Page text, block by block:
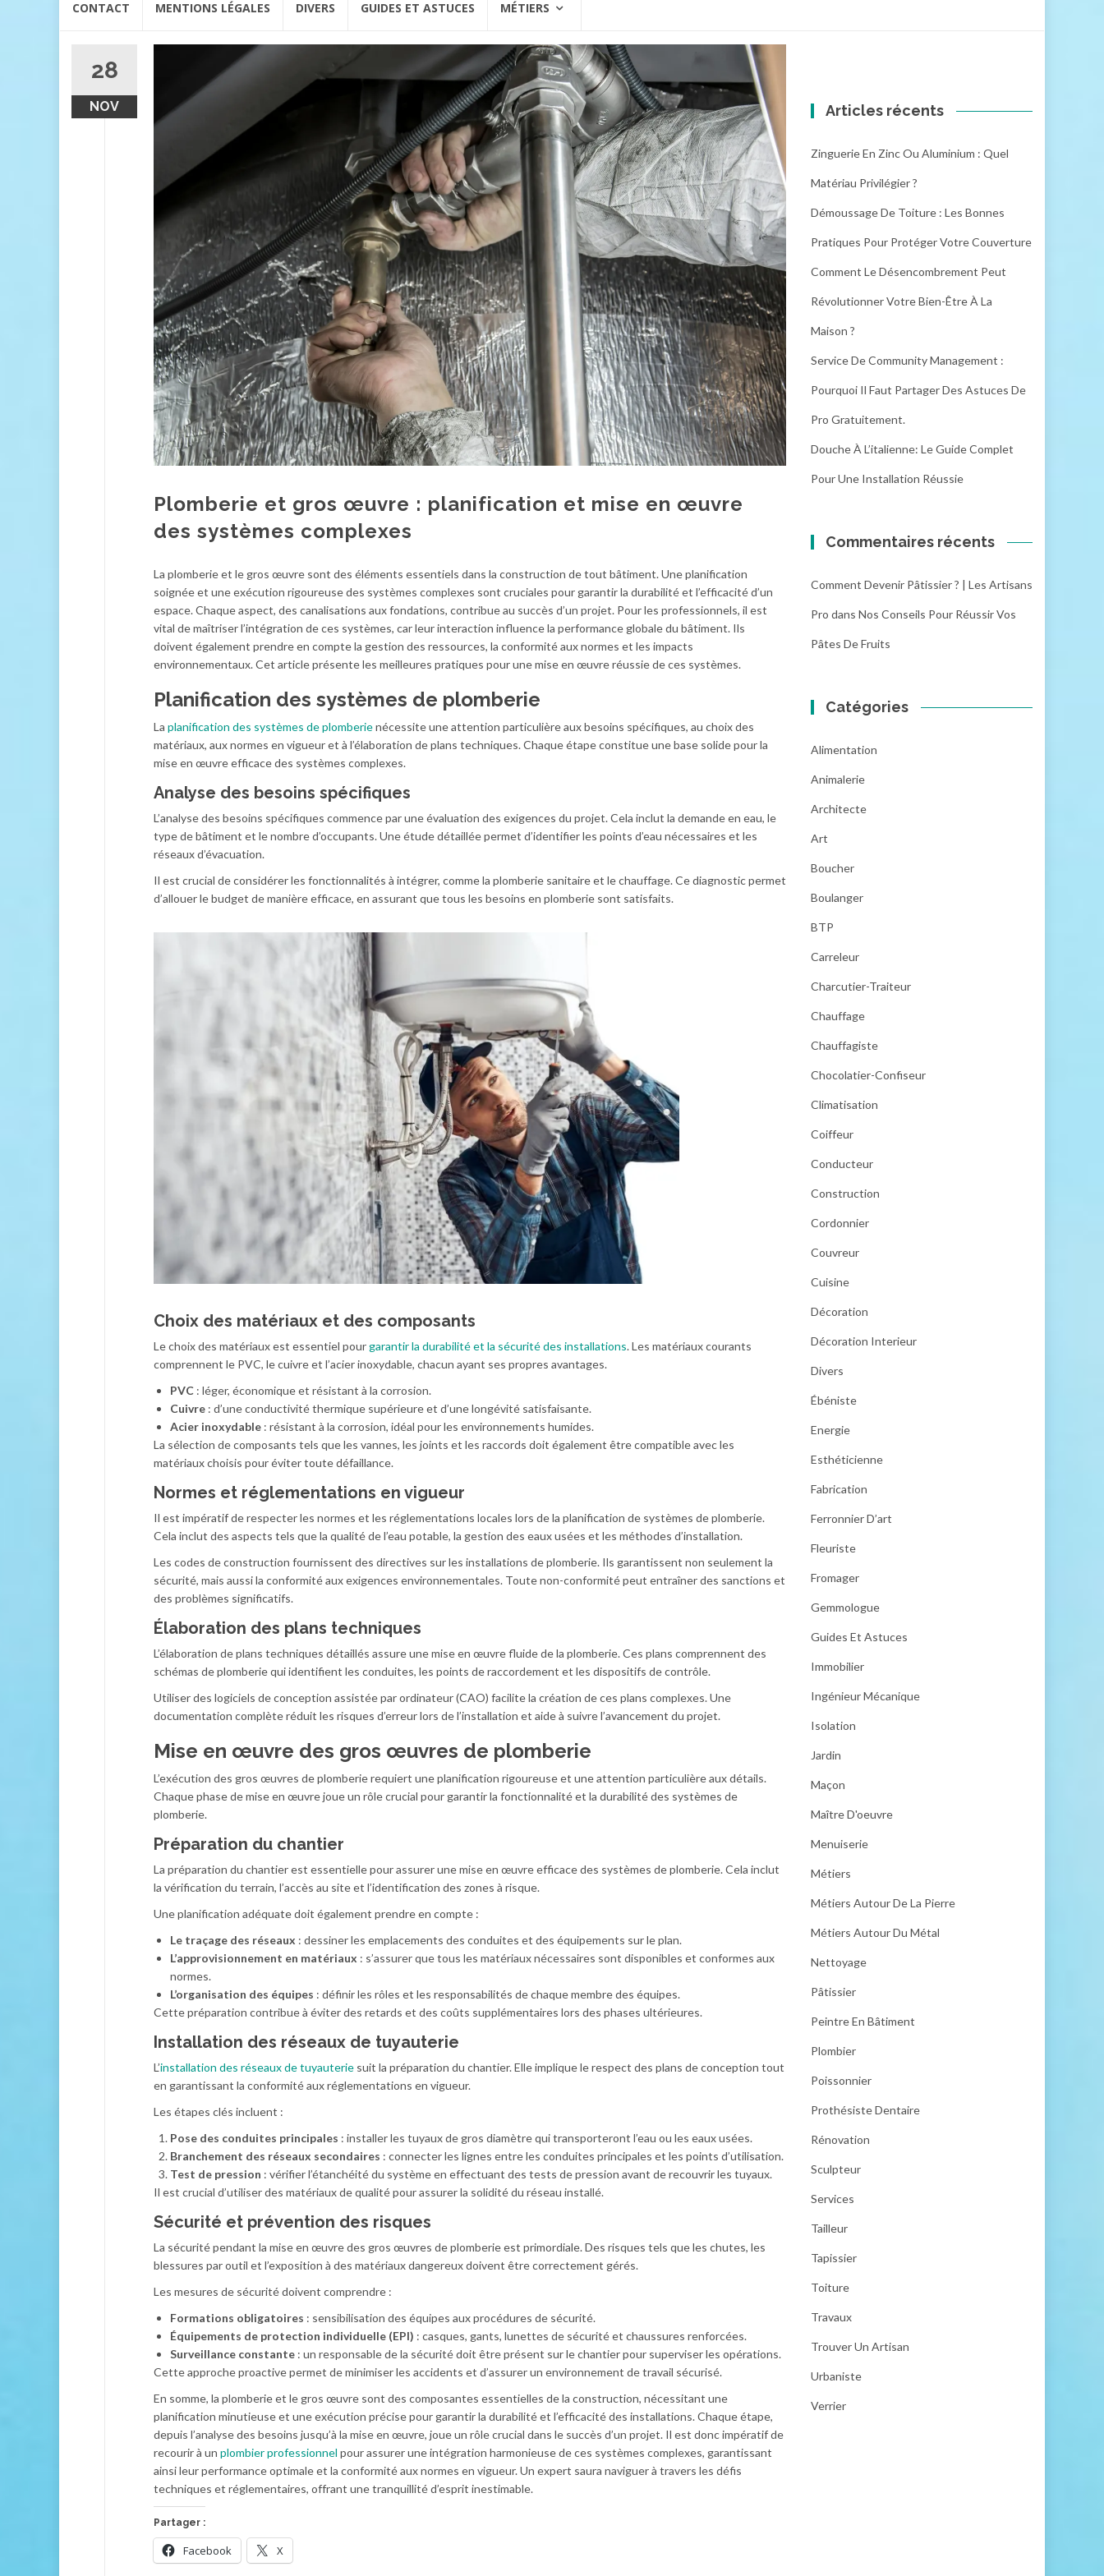
CONTACT MENTIONS LÉGALES DIVERS GUIDES ET ASTUCES MÉTIERS
28
NOV
Plomberie et gros œuvre : planification et mise en œuvre
des systèmes complexes
La plomberie et le gros œuvre sont des éléments essentiels dans la construction de tout bâtiment. Une planification
soignée et une exécution rigoureuse des systèmes complexes sont cruciales pour garantir la durabilité et l’efficacité d’un
espace. Chaque aspect, des canalisations aux fondations, contribue au succès d’un projet. Pour les professionnels, il est
vital de maîtriser l’intégration de ces systèmes, car leur interaction influence la performance globale du bâtiment. Ils
doivent également prendre en compte la gestion des ressources, la conformité aux normes et les impacts
environnementaux. Cet article présente les meilleures pratiques pour une mise en œuvre réussie de ces systèmes.
Planification des systèmes de plomberie
La planification des systèmes de plomberienécessite une attention particulière aux besoins spécifiques, au choix des
matériaux, aux normes en vigueur et à l’élaboration de plans techniques. Chaque étape constitue une base solide pour la
mise en œuvre efficace des systèmes complexes.
Analyse des besoins spécifiques
L’analyse des besoins spécifiques commence par une évaluation des exigences du projet. Cela inclut la demande en eau, le
type de bâtiment et le nombre d’occupants. Une étude détaillée permet d’identifier les points d’eau nécessaires et les
réseaux d’évacuation.
Il est crucial de considérer les fonctionnalités à intégrer, comme la plomberie sanitaire et le chauffage. Ce diagnostic permet
d’allouer le budget de manière efficace, en assurant que tous les besoins en plomberie sont satisfaits.
Choix des matériaux et des composants
Le choix des matériaux est essentiel pourgarantir la durabilité et la sécurité des installations. Les matériaux courants
comprennent le PVC, le cuivre et l’acier inoxydable, chacun ayant ses propres avantages.
PVC : léger, économique et résistant à la corrosion.
Cuivre : d’une conductivité thermique supérieure et d’une longévité satisfaisante.
Acier inoxydable : résistant à la corrosion, idéal pour les environnements humides.
La sélection de composants tels que les vannes, les joints et les raccords doit également être compatible avec les
matériaux choisis pour éviter toute défaillance.
Normes et réglementations en vigueur
Il est impératif de respecter les normes et les réglementations locales lors de la planification de systèmes de plomberie.
Cela inclut des aspects tels que la qualité de l’eau potable, la gestion des eaux usées et les méthodes d’installation.
Les codes de construction fournissent des directives sur les installations de plomberie. Ils garantissent non seulement la
sécurité, mais aussi la conformité aux exigences environnementales. Toute non-conformité peut entraîner des sanctions et
des problèmes significatifs.
Élaboration des plans techniques
L’élaboration de plans techniques détaillés assure une mise en œuvre fluide de la plomberie. Ces plans comprennent des
schémas de plomberie qui identifient les conduites, les points de raccordement et les dispositifs de contrôle.
Utiliser des logiciels de conception assistée par ordinateur (CAO) facilite la création de ces plans complexes. Une
documentation complète réduit les risques d’erreur lors de l’installation et aide à suivre l’avancement du projet.
Mise en œuvre des gros œuvres de plomberie
L’exécution des gros œuvres de plomberie requiert une planification rigoureuse et une attention particulière aux détails.
Chaque phase de mise en œuvre joue un rôle crucial pour garantir la fonctionnalité et la durabilité des systèmes de
plomberie.
Préparation du chantier
La préparation du chantier est essentielle pour assurer une mise en œuvre efficace des systèmes de plomberie. Cela inclut
la vérification du terrain, l’accès au site et l’identification des zones à risque.
Une planification adéquate doit également prendre en compte :
Le traçage des réseaux : dessiner les emplacements des conduites et des équipements sur le plan.
L’approvisionnement en matériaux : s’assurer que tous les matériaux nécessaires sont disponibles et conformes aux
normes.
L’organisation des équipes : définir les rôles et les responsabilités de chaque membre des équipes.
Cette préparation contribue à éviter des retards et des coûts supplémentaires lors des phases ultérieures.
Installation des réseaux de tuyauterie
L’installation des réseaux de tuyauterie suit la préparation du chantier. Elle implique le respect des plans de conception tout
en garantissant la conformité aux réglementations en vigueur.
Les étapes clés incluent :
Pose des conduites principales : installer les tuyaux de gros diamètre qui transporteront l’eau ou les eaux usées.
Branchement des réseaux secondaires : connecter les lignes entre les conduites principales et les points d’utilisation.
Test de pression : vérifier l’étanchéité du système en effectuant des tests de pression avant de recouvrir les tuyaux.
Il est crucial d’utiliser des matériaux de qualité pour assurer la solidité du réseau installé.
Sécurité et prévention des risques
La sécurité pendant la mise en œuvre des gros œuvres de plomberie est primordiale. Des risques tels que les chutes, les
blessures par outil et l’exposition à des matériaux dangereux doivent être correctement gérés.
Les mesures de sécurité doivent comprendre :
Formations obligatoires : sensibilisation des équipes aux procédures de sécurité.
Équipements de protection individuelle (EPI) : casques, gants, lunettes de sécurité et chaussures renforcées.
Surveillance constante : un responsable de la sécurité doit être présent sur le chantier pour superviser les opérations.
Cette approche proactive permet de minimiser les accidents et d’assurer un environnement de travail sécurisé.
En somme, la plomberie et le gros œuvre sont des composantes essentielles de la construction, nécessitant une
planification minutieuse et une exécution précise pour garantir la durabilité et l’efficacité des installations. Chaque étape,
depuis l’analyse des besoins jusqu’à la mise en œuvre, joue un rôle crucial dans le succès d’un projet. Il est donc impératif de
recourir à un plombier professionnel pour assurer une intégration harmonieuse de ces systèmes complexes, garantissant
ainsi leur performance optimale et la conformité aux normes en vigueur. Un expert saura naviguer à travers les défis
techniques et réglementaires, offrant une tranquillité d’esprit inestimable.
Partager :
Facebook X
Articles récents
Zinguerie En Zinc Ou Aluminium : Quel
Matériau Privilégier ?
Démoussage De Toiture : Les Bonnes
Pratiques Pour Protéger Votre Couverture
Comment Le Désencombrement Peut
Révolutionner Votre Bien-Être À La
Maison ?
Service De Community Management :
Pourquoi Il Faut Partager Des Astuces De
Pro Gratuitement.
Douche À L’italienne: Le Guide Complet
Pour Une Installation Réussie
Commentaires récents
Comment Devenir Pâtissier ? | Les Artisans
Pro dans Nos Conseils Pour Réussir Vos
Pâtes De Fruits
Catégories
Alimentation
Animalerie
Architecte
Art
Boucher
Boulanger
BTP
Carreleur
Charcutier-Traiteur
Chauffage
Chauffagiste
Chocolatier-Confiseur
Climatisation
Coiffeur
Conducteur
Construction
Cordonnier
Couvreur
Cuisine
Décoration
Décoration Interieur
Divers
Ébéniste
Energie
Esthéticienne
Fabrication
Ferronnier D’art
Fleuriste
Fromager
Gemmologue
Guides Et Astuces
Immobilier
Ingénieur Mécanique
Isolation
Jardin
Maçon
Maître D'oeuvre
Menuiserie
Métiers
Métiers Autour De La Pierre
Métiers Autour Du Métal
Nettoyage
Pâtissier
Peintre En Bâtiment
Plombier
Poissonnier
Prothésiste Dentaire
Rénovation
Sculpteur
Services
Tailleur
Tapissier
Toiture
Travaux
Trouver Un Artisan
Urbaniste
Verrier